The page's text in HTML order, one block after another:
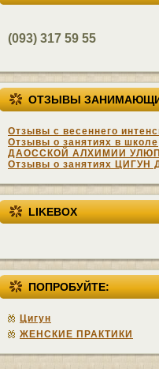
(093) 317 59 55
ОТЗЫВЫ
Отзывы с весеннего
Отзывы о занятиях в школе
ДАОССКОЙ АЛХИМИИ
Отзывы о занятиях ЦИГУН
LIKEBOX
ПОПРОБУЙТЕ:
Цигун
ЖЕНСКИЕ ПРАКТИКИ